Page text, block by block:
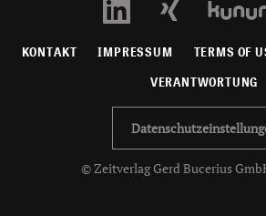
KONTAKT IMPRESSUM TERMS OF
VERANTWORTUNG
© Zeitverlag Gerd Bucerius